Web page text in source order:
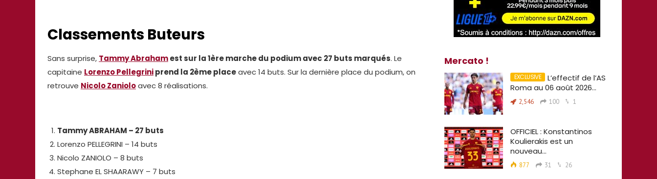
Classements Buteurs
Sans surprise, Tammy Abrahamest sur la 1ère marche du podium avec 27 buts marqués. Le
capitaine Lorenzo Pellegriniprend la 2ème placeavec 14 buts. Sur la dernière place du podium, on
retrouve Nicolo Zanioloavec 8 réalisations.
Tammy ABRAHAM – 27 buts
Lorenzo PELLEGRINI – 14 buts
Nicolo ZANIOLO – 8 buts
Stephane EL SHAARAWY – 7 buts
Mercato !
L’effectif de l’AS
Roma au 06 août 2026…
2,546 100 1
OFFICIEL : Konstantinos
Koulierakis est un
nouveau…
877 31 26